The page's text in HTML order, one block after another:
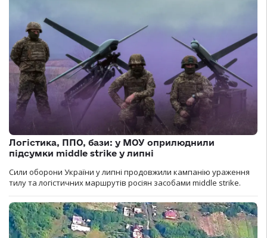
Логістика, ППО, бази: у МОУ оприлюднили
підсумки middle strike у липні
Сили оборони України у липні продовжили кампанію ураження
тилу та логістичних маршрутів росіян засобами middle strike.